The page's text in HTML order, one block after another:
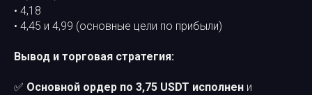
• 4,18
• 4,45 и 4,99 (основные цели по прибыли)
Вывод и торговая стратегия:
✅ Основной ордер по 3,75 USDT исполнен и